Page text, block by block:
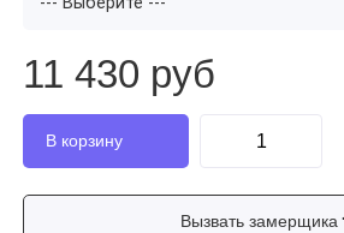
11 430 руб
Вызвать замерщика